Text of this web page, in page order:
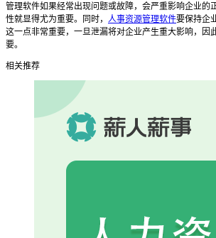
管理软件如果经常出现问题或故障，会严重影响企业的
性就显得尤为重要。同时， 人事资源管理软件要保持企
这一点非常重要，一旦泄漏将对企业产生重大影响，因
要。
相关推荐